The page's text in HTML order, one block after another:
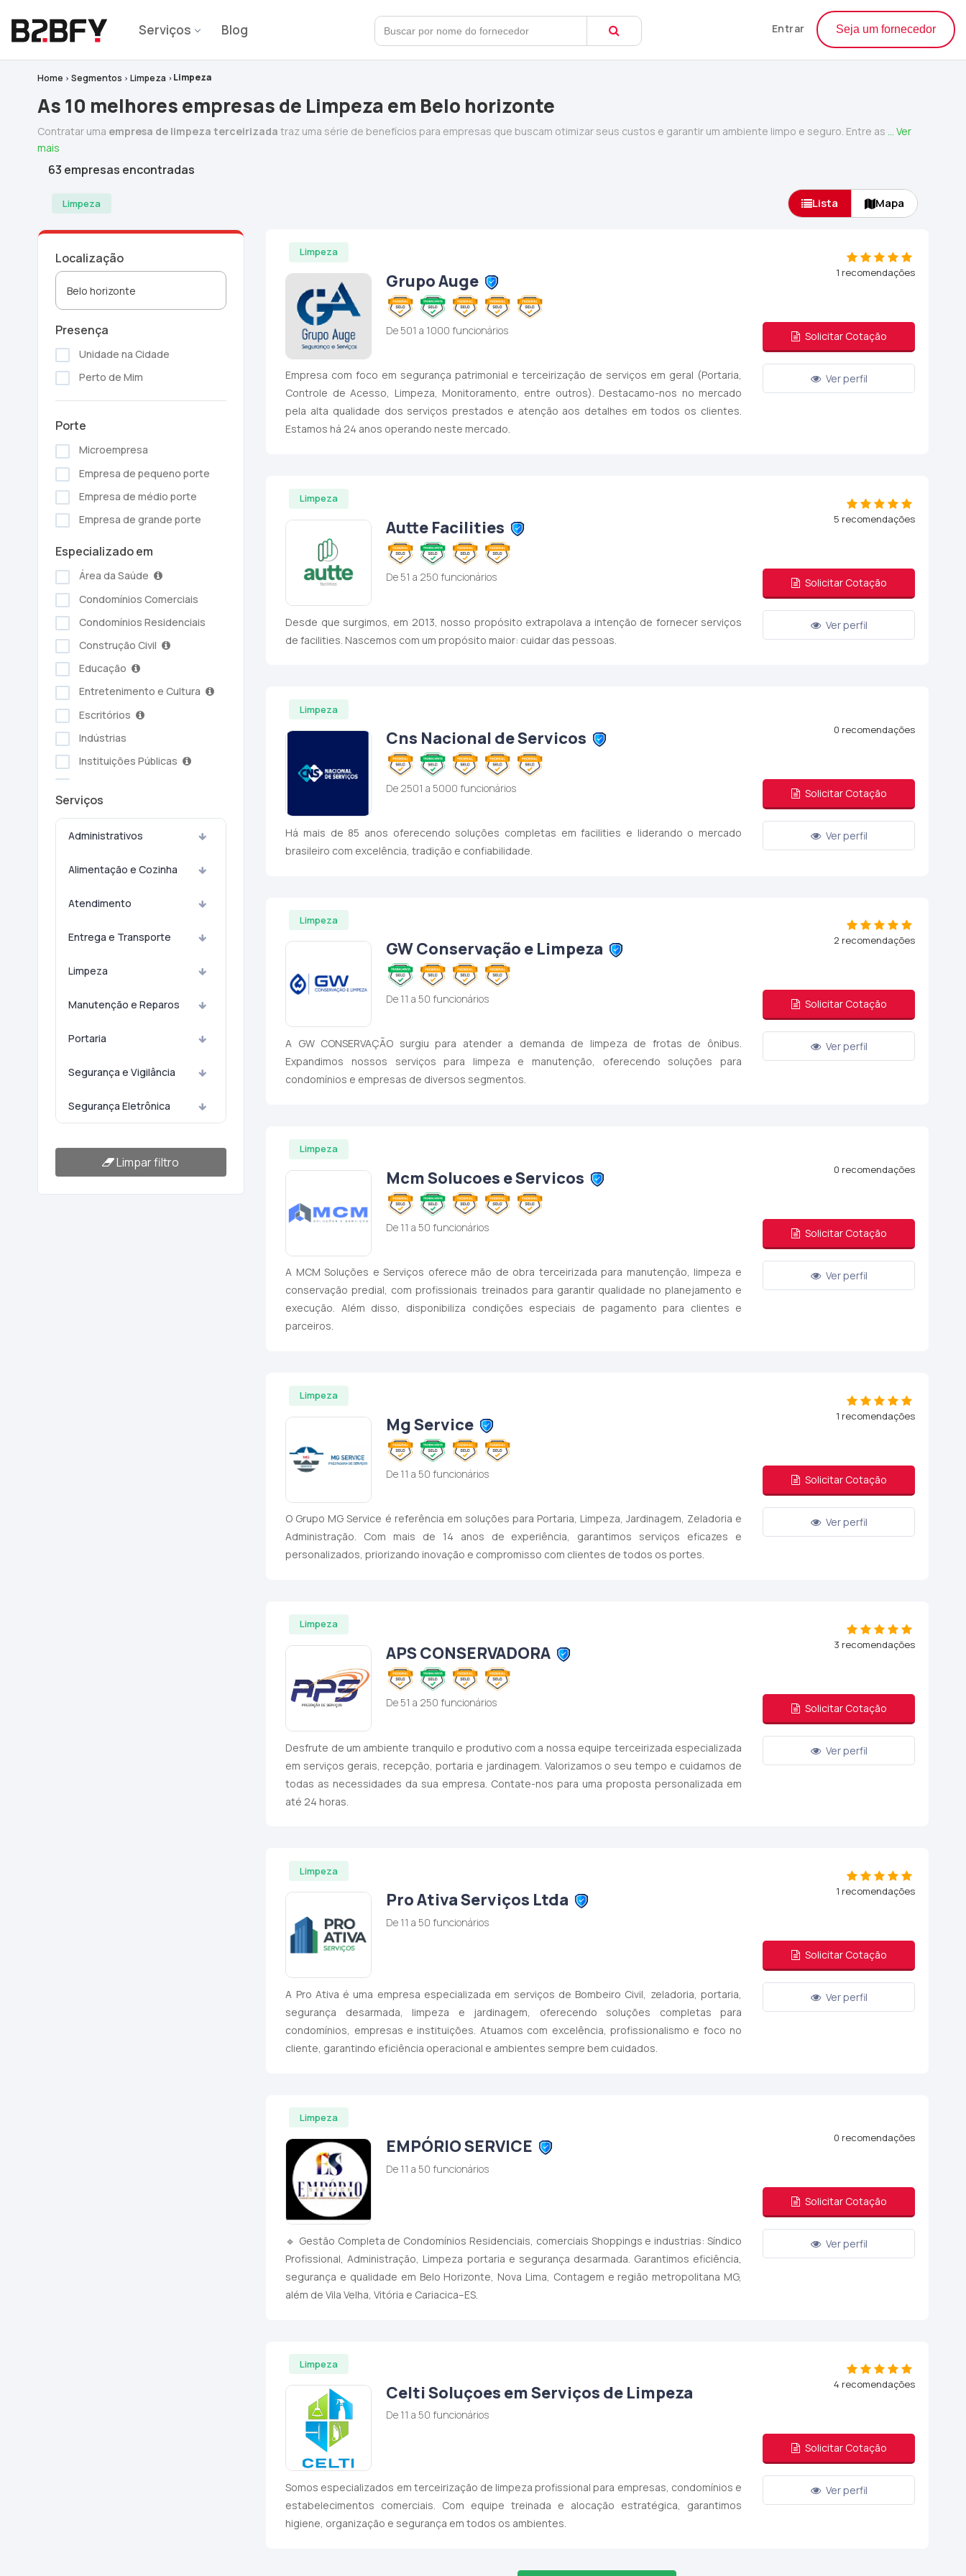
Serviços Blog Entrar Seja um fornecedor
Home Segmentos Limpeza Limpeza
As 10 melhores empresas de Limpeza em Belo horizonte
Contratar uma empresa de limpeza terceirizada traz uma série de benefícios para empresas que buscam otimizar seus custos e garantir um ambiente limpo e seguro. Entre as ... Ver
mais
63 empresas encontradas
Limpeza Lista Mapa
Localização
Presença
Unidade na Cidade
Perto de Mim
Porte
Microempresa
Empresa de pequeno porte
Empresa de médio porte
Empresa de grande porte
Especializado em
Área da Saúde
Condomínios Comerciais
Condomínios Residenciais
Construção Civil
Educação
Entretenimento e Cultura
Escritórios
Indústrias
Instituições Públicas
Serviços Pessoais
Setor Alimentício
Transporte e Logística
Turismo e Hotelaria
Serviços
Administrativos
Alimentação e Cozinha
Atendimento
Entrega e Transporte
Limpeza
Manutenção e Reparos
Portaria
Segurança e Vigilância
Segurança Eletrônica
Limpar filtro
Limpeza
Grupo Auge
De 501 a 1000 funcionários
Empresa com foco em segurança patrimonial e terceirização de serviços em geral (Portaria,
Controle de Acesso, Limpeza, Monitoramento, entre outros). Destacamo-nos no mercado
pela alta qualidade dos serviços prestados e atenção aos detalhes em todos os clientes.
Estamos há 24 anos operando neste mercado.
1 recomendações
Solicitar Cotação
Ver perfil
Limpeza
Autte Facilities
De 51 a 250 funcionários
Desde que surgimos, em 2013, nosso propósito extrapolava a intenção de fornecer serviços
de facilities. Nascemos com um propósito maior: cuidar das pessoas.
5 recomendações
Solicitar Cotação
Ver perfil
Limpeza
Cns Nacional de Servicos
De 2501 a 5000 funcionários
Há mais de 85 anos oferecendo soluções completas em facilities e liderando o mercado
brasileiro com excelência, tradição e confiabilidade.
0 recomendações
Solicitar Cotação
Ver perfil
Limpeza
GW Conservação e Limpeza
De 11 a 50 funcionários
A GW CONSERVAÇÃO surgiu para atender a demanda de limpeza de frotas de ônibus.
Expandimos nossos serviços para limpeza e manutenção, oferecendo soluções para
condomínios e empresas de diversos segmentos.
2 recomendações
Solicitar Cotação
Ver perfil
Limpeza
Mcm Solucoes e Servicos
De 11 a 50 funcionários
A MCM Soluções e Serviços oferece mão de obra terceirizada para manutenção, limpeza e
conservação predial, com profissionais treinados para garantir qualidade no planejamento e
execução. Além disso, disponibiliza condições especiais de pagamento para clientes e
parceiros.
0 recomendações
Solicitar Cotação
Ver perfil
Limpeza
Mg Service
De 11 a 50 funcionários
O Grupo MG Service é referência em soluções para Portaria, Limpeza, Jardinagem, Zeladoria e
Administração. Com mais de 14 anos de experiência, garantimos serviços eficazes e
personalizados, priorizando inovação e compromisso com clientes de todos os portes.
1 recomendações
Solicitar Cotação
Ver perfil
Limpeza
APS CONSERVADORA
De 51 a 250 funcionários
Desfrute de um ambiente tranquilo e produtivo com a nossa equipe terceirizada especializada
em serviços gerais, recepção, portaria e jardinagem. Valorizamos o seu tempo e cuidamos de
todas as necessidades da sua empresa. Contate-nos para uma proposta personalizada em
até 24 horas.
3 recomendações
Solicitar Cotação
Ver perfil
Limpeza
Pro Ativa Serviços Ltda
De 11 a 50 funcionários
A Pro Ativa é uma empresa especializada em serviços de Bombeiro Civil, zeladoria, portaria,
segurança desarmada, limpeza e jardinagem, oferecendo soluções completas para
condomínios, empresas e instituições. Atuamos com excelência, profissionalismo e foco no
cliente, garantindo eficiência operacional e ambientes sempre bem cuidados.
1 recomendações
Solicitar Cotação
Ver perfil
Limpeza
EMPÓRIO SERVICE
De 11 a 50 funcionários
🔹 Gestão Completa de Condomínios Residenciais, comerciais Shoppings e industrias: Síndico
Profissional, Administração, Limpeza portaria e segurança desarmada. Garantimos eficiência,
segurança e qualidade em Belo Horizonte, Nova Lima, Contagem e região metropolitana MG,
além de Vila Velha, Vitória e Cariacica–ES.
0 recomendações
Solicitar Cotação
Ver perfil
Limpeza
Celti Soluçoes em Serviços de Limpeza
De 11 a 50 funcionários
Somos especializados em terceirização de limpeza profissional para empresas, condomínios e
estabelecimentos comerciais. Com equipe treinada e alocação estratégica, garantimos
higiene, organização e segurança em todos os ambientes.
4 recomendações
Solicitar Cotação
Ver perfil